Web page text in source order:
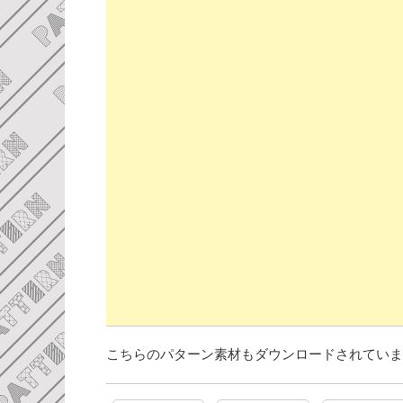
こちらのパターン素材もダウンロードされてい